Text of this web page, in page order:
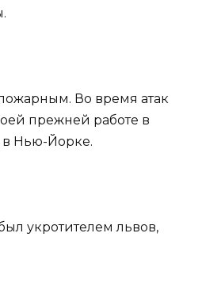
Во время атак
прежней работе в
в Нью-Йорке.
укротителем львов,